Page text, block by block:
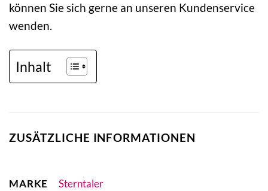
können Sie sich gerne an unseren Kundenservice
wenden.
Inhalt
ZUSÄTZLICHE INFORMATIONEN
MARKE Sterntaler